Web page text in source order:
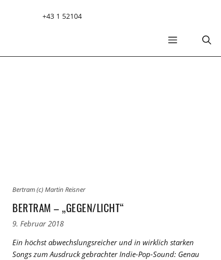
+43 1 52104
MENÜ
Bertram (c) Martin Reisner
BERTRAM – „GEGEN/LICHT“
9. Februar 2018
Ein höchst abwechslungsreicher und in wirklich starken
Songs zum Ausdruck gebrachter Indie-Pop-Sound: Genau